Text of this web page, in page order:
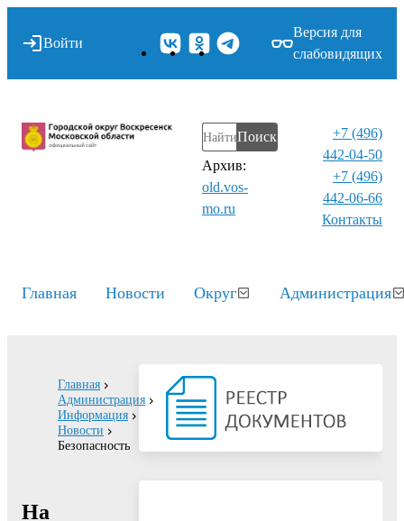
Войти
Версия для
слабовидящих
Поиск
Архив:
old.vos-
mo.ru
+7 (496)
442-04-50
+7 (496)
442-06-66
Контакты⁠
Главная Новости Округ Администрация
Главная
Администрация
Информация
Новости
Безопасность
На